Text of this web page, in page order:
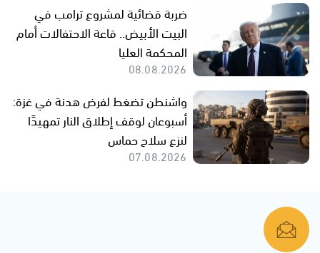
ضربة قضائية لمشروع ترامب في
البيت الأبيض.. قاعة الاحتفالات أمام
المحكمة العليا
08.08.2026
واشنطن تضغط لفرض هدنة في غزة:
أسبوعان لوقف إطلاق النار تمهيدًا
لنزع سلاح حماس
07.08.2026